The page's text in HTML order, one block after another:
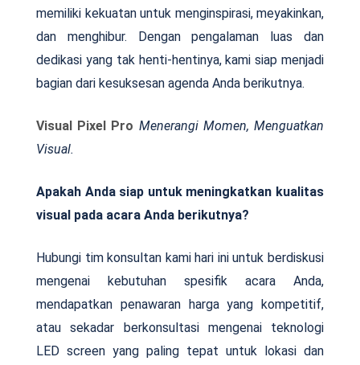
memiliki kekuatan untuk menginspirasi, meyakinkan,
dan menghibur. Dengan pengalaman luas dan
dedikasi yang tak henti-hentinya, kami siap menjadi
bagian dari kesuksesan agenda Anda berikutnya.
Visual Pixel Pro Menerangi Momen, Menguatkan
Visual.
Apakah Anda siap untuk meningkatkan kualitas
visual pada acara Anda berikutnya?
Hubungi tim konsultan kami hari ini untuk berdiskusi
mengenai kebutuhan spesifik acara Anda,
mendapatkan penawaran harga yang kompetitif,
atau sekadar berkonsultasi mengenai teknologi
LED screen yang paling tepat untuk lokasi dan